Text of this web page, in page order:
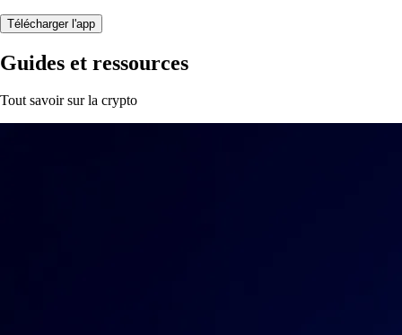
Télécharger l'app
Guides et ressources
Tout savoir sur la crypto